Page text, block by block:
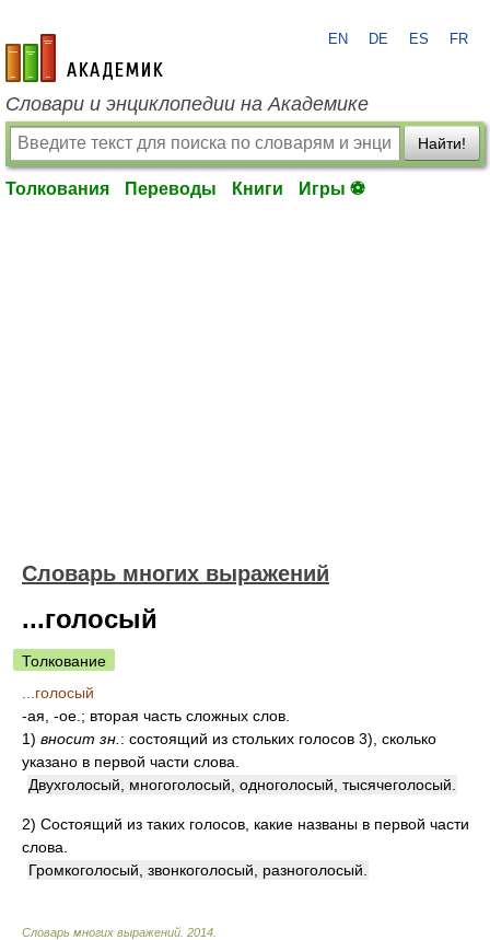
academic.ru
EN DE ES FR
Словари и энциклопедии на Академике
Найти!
Толкования Переводы Книги Игры ⚽
Словарь многих выражений
...голосый
Толкование
...голосый
-ая, -ое.; вторая часть сложных слов.
1) вносит зн. : состоящий из стольких голосов 3), сколько
указано в первой части слова.
Двухголосый, многоголосый, одноголосый, тысячеголосый.
2) Состоящий из таких голосов, какие названы в первой части
слова.
Громкоголосый, звонкоголосый, разноголосый.
Словарь многих выражений 2014